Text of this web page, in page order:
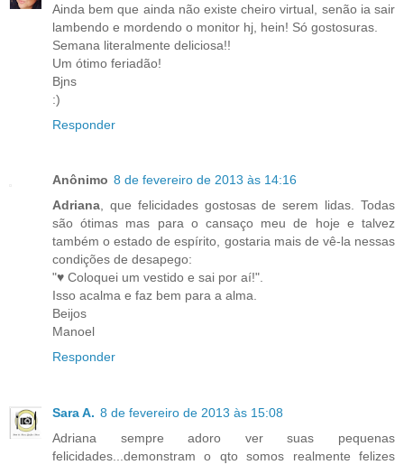
Ainda bem que ainda não existe cheiro virtual, senão ia sair
lambendo e mordendo o monitor hj, hein! Só gostosuras.
Semana literalmente deliciosa!!
Um ótimo feriadão!
Bjns
:)
Responder
Anônimo 8 de fevereiro de 2013 às 14:16
Adriana, que felicidades gostosas de serem lidas. Todas
são ótimas mas para o cansaço meu de hoje e talvez
também o estado de espírito, gostaria mais de vê-la nessas
condições de desapego:
"♥ Coloquei um vestido e sai por aí!".
Isso acalma e faz bem para a alma.
Beijos
Manoel
Responder
Sara A. 8 de fevereiro de 2013 às 15:08
Adriana sempre adoro ver suas pequenas
felicidades...demonstram o qto somos realmente felizes